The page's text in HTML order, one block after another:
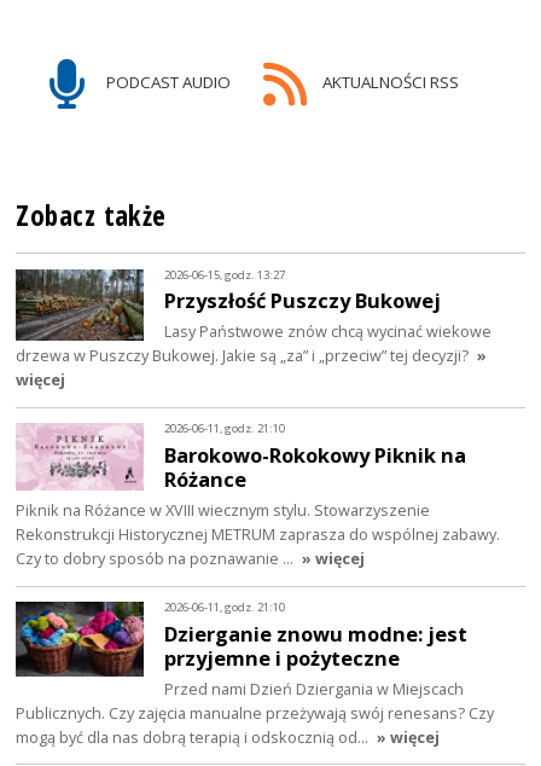
PODCAST AUDIO AKTUALNOŚCI RSS
Zobacz także
2026-06-15, godz. 13:27
Przyszłość Puszczy Bukowej
Lasy Państwowe znów chcą wycinać wiekowe
drzewa w Puszczy Bukowej. Jakie są „za” i „przeciw” tej decyzji? »
więcej
2026-06-11, godz. 21:10
Barokowo-Rokokowy Piknik na
Różance
Piknik na Różance w XVIII wiecznym stylu. Stowarzyszenie
Rekonstrukcji Historycznej METRUM zaprasza do wspólnej zabawy.
Czy to dobry sposób na poznawanie … » więcej
2026-06-11, godz. 21:10
Dzierganie znowu modne: jest
przyjemne i pożyteczne
Przed nami Dzień Dziergania w Miejscach
Publicznych. Czy zajęcia manualne przeżywają swój renesans? Czy
mogą być dla nas dobrą terapią i odskocznią od… » więcej